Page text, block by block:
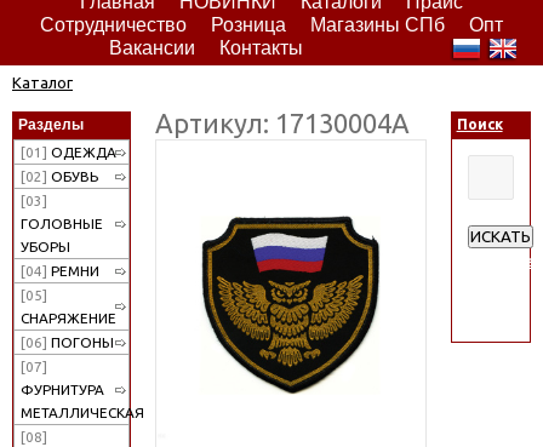
Сотрудничество
Розница Магазины СПб
Опт
Вакансии
Контакты
Каталог
Разделы
[01] ОДЕЖДА
[02] ОБУВЬ
[03]
ГОЛОВНЫЕ
УБОРЫ
[04] РЕМНИ
[05]
СНАРЯЖЕНИЕ
[06] ПОГОНЫ
[07]
ФУРНИТУРА
МЕТАЛЛИЧЕСКАЯ
[08]
Артикул: 17130004А Поиск
ИСКАТЬ